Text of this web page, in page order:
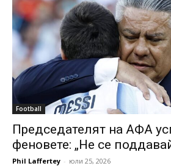
Football
Председателят на АФА
феновете: „Не се
Phil Laffertey - юли 25, 2026